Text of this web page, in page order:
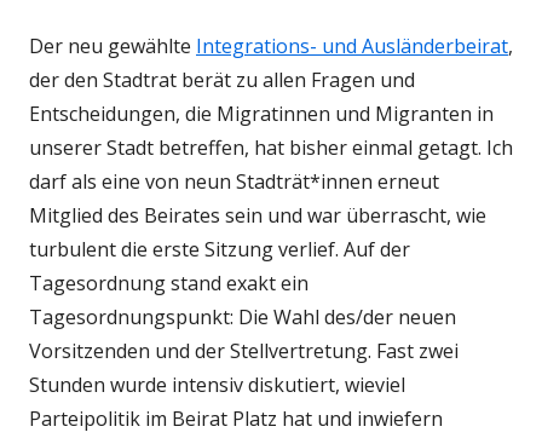
Der neu gewählte Integrations- und Ausländerbeirat,
der den Stadtrat berät zu allen Fragen und
Entscheidungen, die Migratinnen und Migranten in
unserer Stadt betreffen, hat bisher einmal getagt. Ich
darf als eine von neun Stadträt*innen erneut
Mitglied des Beirates sein und war überrascht, wie
turbulent die erste Sitzung verlief. Auf der
Tagesordnung stand exakt ein
Tagesordnungspunkt: Die Wahl des/der neuen
Vorsitzenden und der Stellvertretung. Fast zwei
Stunden wurde intensiv diskutiert, wieviel
Parteipolitik im Beirat Platz hat und inwiefern